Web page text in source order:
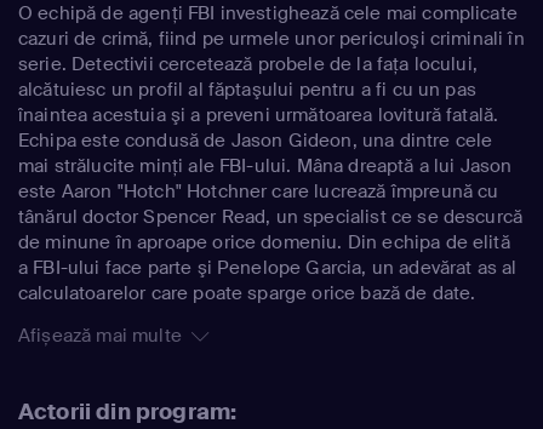
O echipă de agenţi FBI investighează cele mai complicate
cazuri de crimă, fiind pe urmele unor periculoşi criminali în
serie. Detectivii cercetează probele de la faţa locului,
alcătuiesc un profil al făptaşului pentru a fi cu un pas
înaintea acestuia şi a preveni următoarea lovitură fatală.
Echipa este condusă de Jason Gideon, una dintre cele
mai strălucite minţi ale FBI-ului. Mâna dreaptă a lui Jason
este Aaron "Hotch" Hotchner care lucrează împreună cu
tânărul doctor Spencer Read, un specialist ce se descurcă
de minune în aproape orice domeniu. Din echipa de elită
a FBI-ului face parte şi Penelope Garcia, un adevărat as al
calculatoarelor care poate sparge orice bază de date.
Afișează mai multe
Actorii din program: